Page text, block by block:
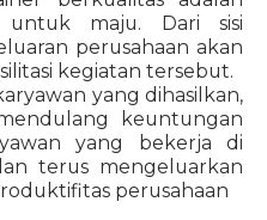
untuk maju. Dari sisi
perusahaan akan
kegiatan tersebut.
yang dihasilkan,
keuntungan
yang bekerja di
terus mengeluarkan
perusahaan